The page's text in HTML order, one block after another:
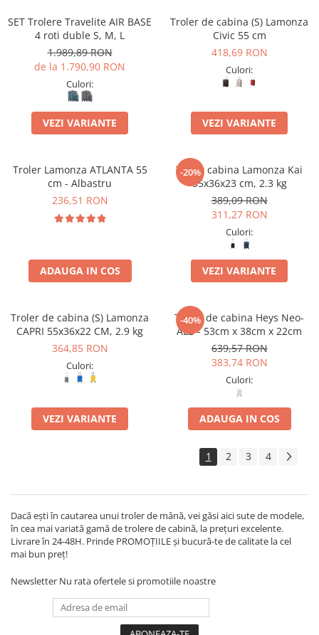
SET Trolere Travelite AIR BASE
4 roti duble S, M, L
1.989,89 RON
de la 1.790,90 RON
Culori:
VEZI VARIANTE
Troler de cabina (S) Lamonza
Civic 55 cm
418,69 RON
Culori:
VEZI VARIANTE
Troler Lamonza ATLANTA 55
cm - Albastru
236,51 RON
ADAUGA IN COS
-20%
Troler cabina Lamonza Kai
55x36x23 cm, 2.3 kg
389,09 RON
311,27 RON
Culori:
VEZI VARIANTE
Troler de cabina (S) Lamonza
CAPRI 55x36x22 CM, 2.9 kg
364,85 RON
Culori:
VEZI VARIANTE
-40%
Troler de cabina Heys Neo-
ALB - 53cm x 38cm x 22cm
639,57 RON
383,74 RON
Culori:
ADAUGA IN COS
1 2 3 4
Dacă ești în cautarea unui troler de mână, vei găsi aici sute de modele,
în cea mai variată gamă de trolere de cabină, la prețuri excelente.
Livrare în 24-48H. Prinde PROMOȚIILE și bucură-te de calitate la cel
mai bun preț!
Newsletter Nu rata ofertele si promotiile noastre